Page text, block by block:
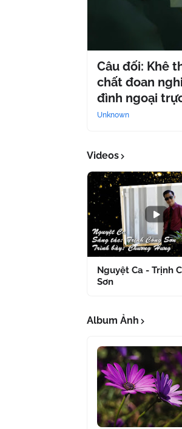
Câu đối: Khê
chất đoan
đình ngoại
Unknown
Videos
Nguyệt Ca - Trịnh
Sơn
Album Ảnh